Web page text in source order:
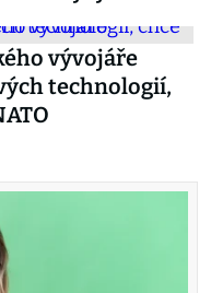
vývojáře
technologií,